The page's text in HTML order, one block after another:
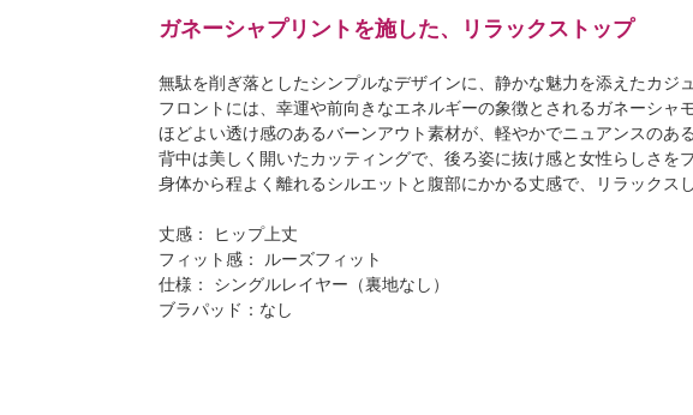
ガネーシャプリントを施した、リラックストップ
無駄を削ぎ落としたシンプルなデザインに、静かな魅力を添えたカジ
フロントには、幸運や前向きなエネルギーの象徴とされるガネーシャ
ほどよい透け感のあるバーンアウト素材が、軽やかでニュアンスのあ
背中は美しく開いたカッティングで、後ろ姿に抜け感と女性らしさをプ
身体から程よく離れるシルエットと腹部にかかる丈感で、リラックス
丈感： ヒップ上丈
フィット感： ルーズフィット
仕様： シングルレイヤー（裏地なし）
ブラパッド：なし